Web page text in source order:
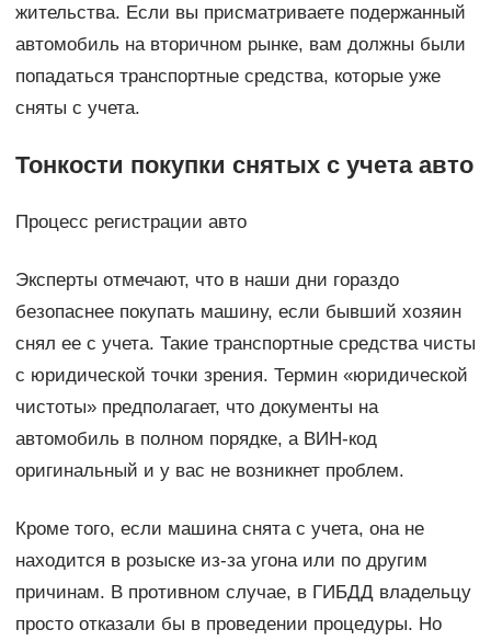
жительства. Если вы присматриваете подержанный
автомобиль на вторичном рынке, вам должны были
попадаться транспортные средства, которые уже
сняты с учета.
Тонкости покупки снятых с учета авто
Процесс регистрации авто
Эксперты отмечают, что в наши дни гораздо
безопаснее покупать машину, если бывший хозяин
снял ее с учета. Такие транспортные средства чисты
с юридической точки зрения. Термин «юридической
чистоты» предполагает, что документы на
автомобиль в полном порядке, а ВИН-код
оригинальный и у вас не возникнет проблем.
Кроме того, если машина снята с учета, она не
находится в розыске из-за угона или по другим
причинам. В противном случае, в ГИБДД владельцу
просто отказали бы в проведении процедуры. Но